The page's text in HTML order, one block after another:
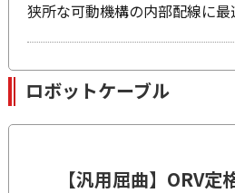
狭所な可動機構の内部配線に
ロボットケーブル
【汎用屈曲】 ORV定